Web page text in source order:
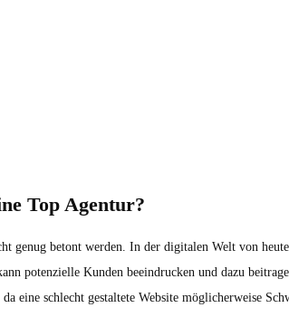
Top Agentur?
genug betont werden. In der digitalen Welt von
potenzielle Kunden beeindrucken und dazu
eine schlecht gestaltete Website möglicherweise